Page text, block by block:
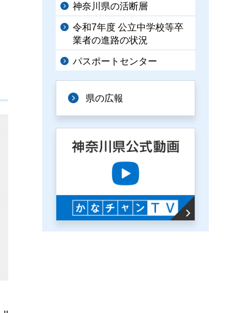
神奈川県の活断層
令和7年度 公立中学校等卒
業者の進路の状況
パスポートセンター
県の広報